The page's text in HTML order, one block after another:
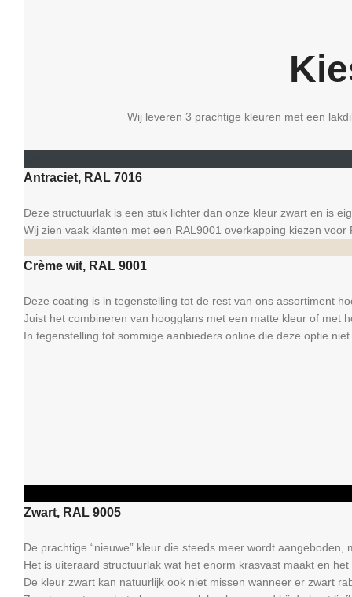
Wij leveren 3 prachtige kleuren met een
Antraciet, RAL 7016
Deze structuurlak is een stuk lichter dan onze kleur zwart en is
Wij zien vaak klanten met een RAL9001 overkapping kiezen
Crème wit, RAL 9001
Deze coating is in tegenstelling tot de rest van ons assortiment
Juist het combineren van hoogglans met een matte kleur of met
In tegenstelling tot sommige aanbieders online die deze optie
Zwart, RAL 9005
De prachtige “nieuwe” kleur die steeds meer wordt aangeboden,
Het is uiteraard structuurlak wat het enorm krasvast maakt en
De kleur zwart kan natuurlijk ook niet missen wanneer er zwart